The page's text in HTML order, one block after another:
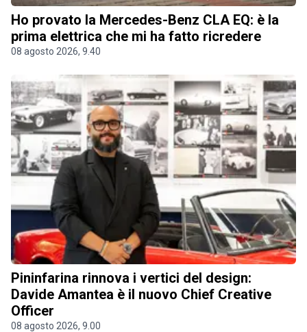
Ho provato la Mercedes-Benz CLA EQ: è la
prima elettrica che mi ha fatto ricredere
08 agosto 2026, 9.40
Pininfarina rinnova i vertici del design:
Davide Amantea è il nuovo Chief Creative
Officer
08 agosto 2026, 9.00